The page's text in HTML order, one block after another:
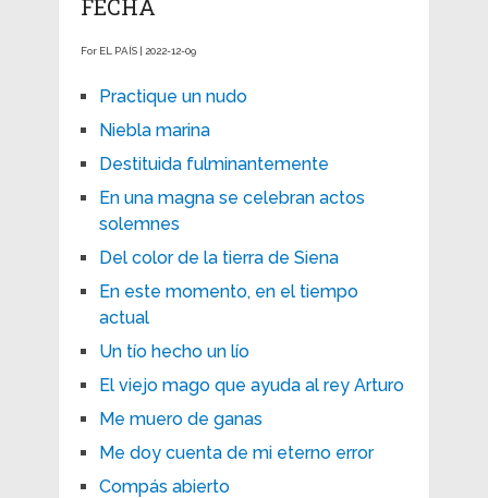
FECHA
For EL PAÍS | 2022-12-09
Practique un nudo
Niebla marina
Destituida fulminantemente
En una magna se celebran actos
solemnes
Del color de la tierra de Siena
En este momento, en el tiempo
actual
Un tío hecho un lío
El viejo mago que ayuda al rey Arturo
Me muero de ganas
Me doy cuenta de mi eterno error
Compás abierto